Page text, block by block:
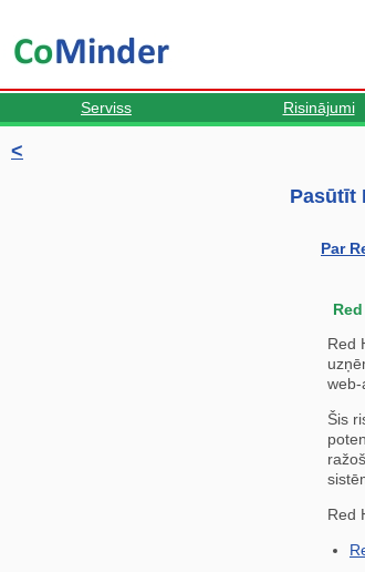
Serviss Risinājumi
<
Pasūtīt
Par
Red
web-
Šis
Red